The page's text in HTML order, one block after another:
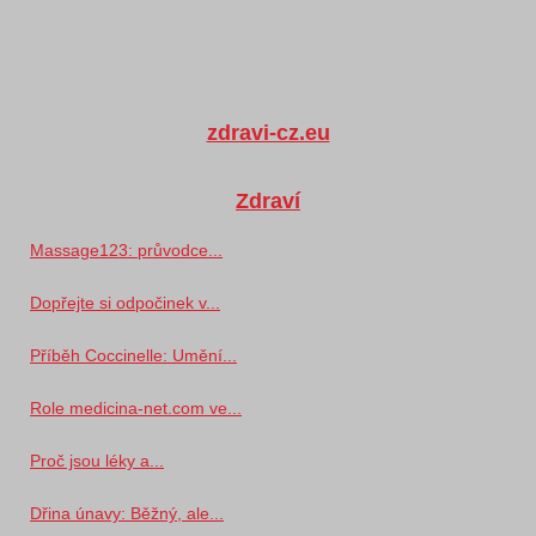
zdravi-cz.eu
Zdraví
Massage123: průvodce...
Dopřejte si odpočinek v...
Příběh Coccinelle: Umění...
Role medicina-net.com ve...
Proč jsou léky a...
Dřina únavy: Běžný, ale...